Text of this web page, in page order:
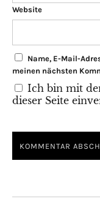
Website
Name, E-Mail-
meinen nächsten
Ich bin mit
dieser Seite